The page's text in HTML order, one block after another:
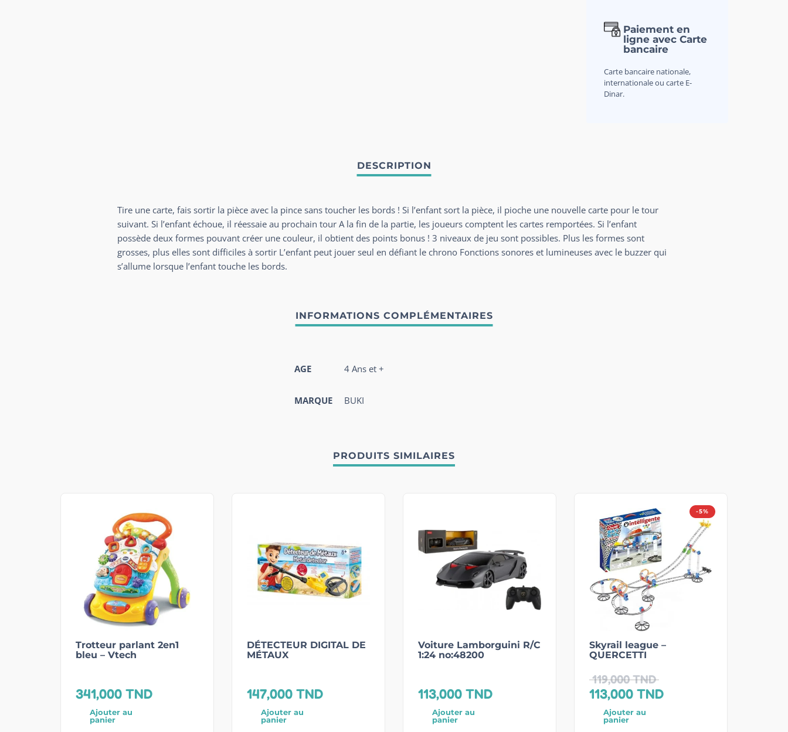
Paiement en
ligne avec Carte
bancaire
Carte bancaire nationale,
internationale ou carte E-
Dinar.
Tire une carte, fais sortir la pièce avec la pince sans toucher les bords ! Si l’enfant sort la pièce, il pioche une nouvelle carte pour le tour
suivant. Si l’enfant échoue, il réessaie au prochain tour A la fin de la partie, les joueurs comptent les cartes remportées. Si l’enfant
possède deux formes pouvant créer une couleur, il obtient des points bonus ! 3 niveaux de jeu sont possibles. Plus les formes sont
grosses, plus elles sont difficiles à sortir L’enfant peut jouer seul en défiant le chrono Fonctions sonores et lumineuses avec le buzzer qui
s’allume lorsque l’enfant touche les bords.
AGE 4 Ans et +
MARQUE BUKI
PRODUITS SIMILAIRES
Trotteur parlant 2en1
bleu – Vtech
341,000 TND
Ajouter au
panier
DÉTECTEUR DIGITAL DE
MÉTAUX
147,000 TND
Ajouter au
panier
Voiture Lamborguini R/C
1:24 no:48200
113,000 TND
Ajouter au
panier
-5%
Skyrail league –
QUERCETTI
119,000TND
113,000 TND
Ajouter au
panier